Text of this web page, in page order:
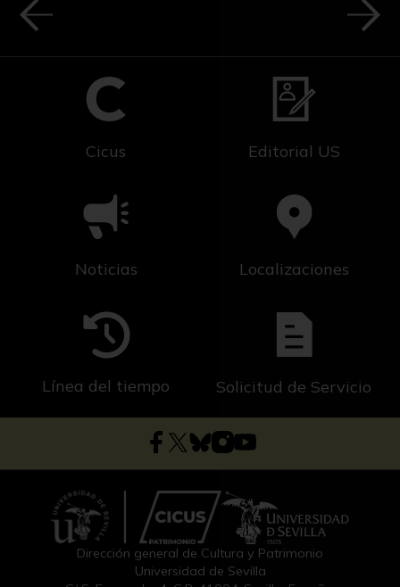
Cicus Editorial US
Noticias Localizaciones
Línea del tiempo Solicitud de Servicio
Dirección general de Cultura y Patrimonio
Universidad de Sevilla